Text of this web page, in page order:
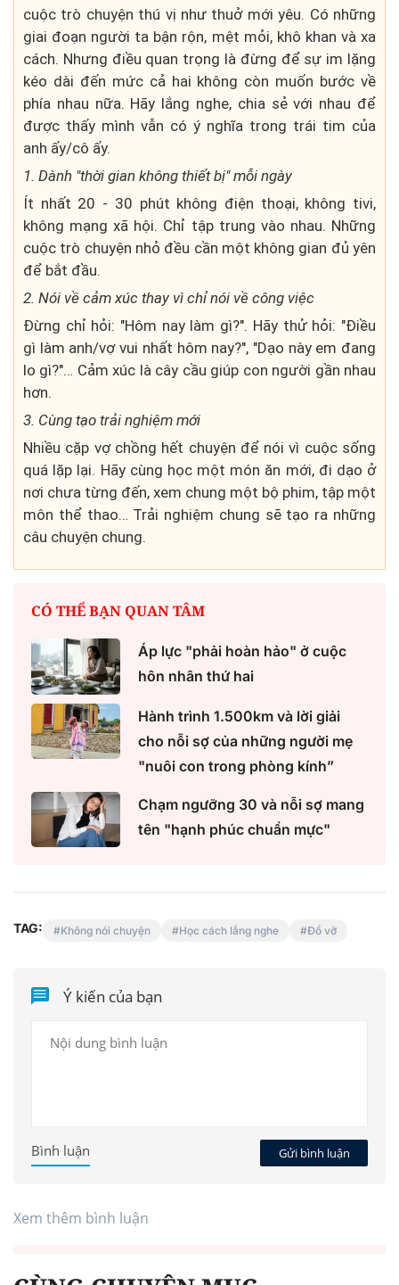
cuộc trò chuyện thú vị như thuở mới yêu. Có những
giai đoạn người ta bận rộn, mệt mỏi, khô khan và xa
cách. Nhưng điều quan trọng là đừng để sự im lặng
kéo dài đến mức cả hai không còn muốn bước về
phía nhau nữa. Hãy lắng nghe, chia sẻ với nhau để
được thấy mình vẫn có ý nghĩa trong trái tim của
anh ấy/cô ấy.
1. Dành "thời gian không thiết bị" mỗi ngày
Ít nhất 20 - 30 phút không điện thoại, không tivi,
không mạng xã hội. Chỉ tập trung vào nhau. Những
cuộc trò chuyện nhỏ đều cần một không gian đủ yên
để bắt đầu.
2. Nói về cảm xúc thay vì chỉ nói về công việc
Đừng chỉ hỏi: "Hôm nay làm gì?". Hãy thử hỏi: "Điều
gì làm anh/vợ vui nhất hôm nay?", "Dạo này em đang
lo gì?"… Cảm xúc là cây cầu giúp con người gần nhau
hơn.
3. Cùng tạo trải nghiệm mới
Nhiều cặp vợ chồng hết chuyện để nói vì cuộc sống
quá lặp lại. Hãy cùng học một món ăn mới, đi dạo ở
nơi chưa từng đến, xem chung một bộ phim, tập một
môn thể thao… Trải nghiệm chung sẽ tạo ra những
câu chuyện chung.
CÓ THỂ BẠN QUAN TÂM
Áp lực "phải hoàn hảo" ở cuộc
hôn nhân thứ hai
Hành trình 1.500km và lời giải
cho nỗi sợ của những người mẹ
"nuôi con trong phòng kính”
Chạm ngưỡng 30 và nỗi sợ mang
tên "hạnh phúc chuẩn mực"
TAG: Không nói chuyện Học cách lắng nghe Đổ vỡ
Ý kiến của bạn
Gửi bình luận
Bình luận
Xem thêm bình luận